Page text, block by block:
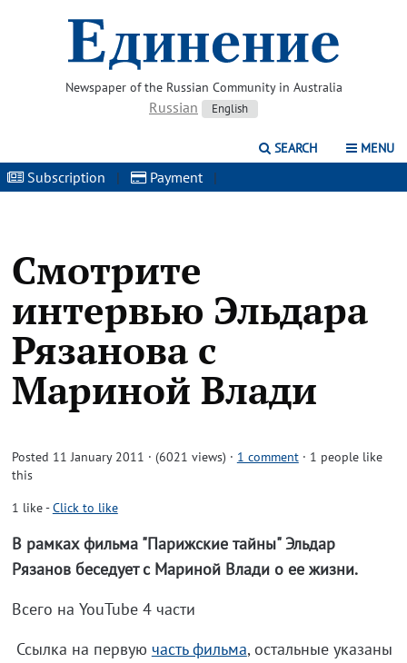
Newspaper of the Russian Community in Australia
Russian English
SEARCH MENU
Subscription | Payment |
Смотрите
интервью Эльдара
Рязанова с
Мариной Влади
Posted 11 January 2011 · (6021 views) · 1 comment · 1 people like
this
1 like-Click to like
В рамках фильма "Парижские тайны" Эльдар
Рязанов беседует с Мариной Влади о ее жизни.
Всего на YouTube 4 части
Ссылка на первую часть фильма, остальные указаны